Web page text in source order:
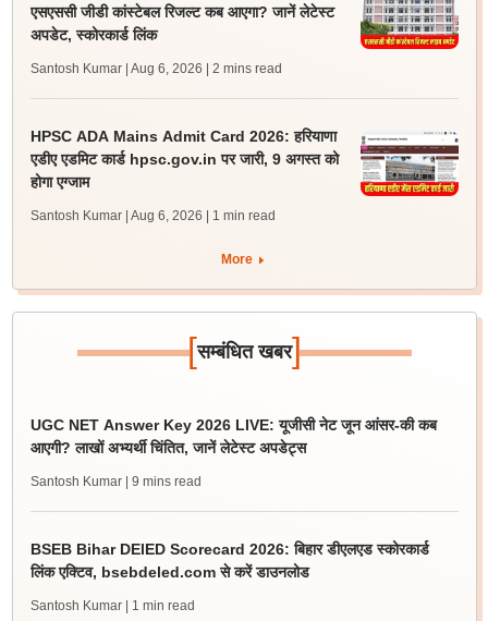
एसएससी जीडी कांस्टेबल रिजल्ट कब आएगा? जानें लेटेस्ट
अपडेट, स्कोरकार्ड लिंक
Santosh Kumar | Aug 6, 2026 | 2 mins read
HPSC ADA Mains Admit Card 2026: हरियाणा
एडीए एडमिट कार्ड hpsc.gov.in पर जारी, 9 अगस्त को
होगा एग्जाम
Santosh Kumar | Aug 6, 2026 | 1 min read
More
[सम्बंधित खबर]
UGC NET Answer Key 2026 LIVE: यूजीसी नेट जून आंसर-की कब
आएगी? लाखों अभ्यर्थी चिंतित, जानें लेटेस्ट अपडेट्स
Santosh Kumar | 9 mins read
BSEB Bihar DElED Scorecard 2026: बिहार डीएलएड स्कोरकार्ड
लिंक एक्टिव, bsebdeled.com से करें डाउनलोड
Santosh Kumar | 1 min read